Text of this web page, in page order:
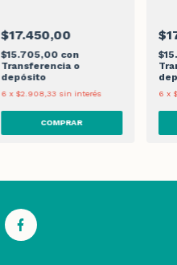
$17.450,00
$15.705,00 con
Transferencia o
depósito
6 x $2.908,33 sin interés 6 x